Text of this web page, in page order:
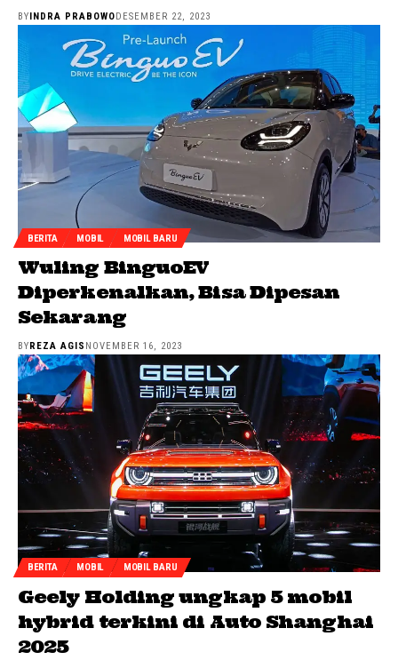
BY INDRA PRABOWO DESEMBER 22, 2023
BERITA MOBIL MOBIL BARU
Wuling BinguoEV
Diperkenalkan, Bisa Dipesan
Sekarang
BY REZA AGIS NOVEMBER 16, 2023
BERITA MOBIL MOBIL BARU
Geely Holding ungkap 5 mobil
hybrid terkini di Auto Shanghai
2025